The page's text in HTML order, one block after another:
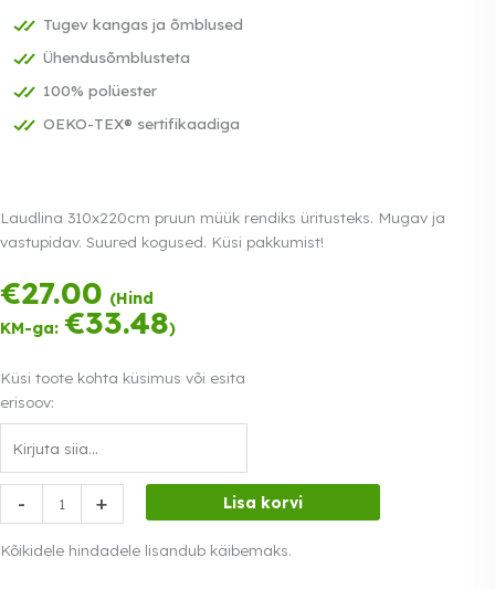
Tugev kangas ja õmblused
Ühendusõmblusteta
100% polüester
OEKO-TEX® sertifikaadiga
Laudlina 310x220cm pruun müük rendiks üritusteks. Mugav ja
vastupidav. Suured kogused. Küsi pakkumist!
€27.00 (Hind
KM-ga: €33.48)
Küsi toote kohta küsimus või esita
erisoov:
-
310x220cm
pruun
+ Lisa korvi
Kõikidele hindadele lisandub käibemaks.